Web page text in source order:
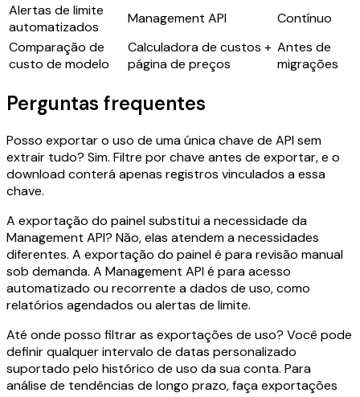
Alertas de limite
automatizados
Management API
Contínuo
Comparação de
custo de modelo
Calculadora de custos +
página de preços
Antes de
migrações
Perguntas frequentes
Posso exportar o uso de uma única chave de API sem
extrair tudo? Sim. Filtre por chave antes de exportar, e o
download conterá apenas registros vinculados a essa
chave.
A exportação do painel substitui a necessidade da
Management API? Não, elas atendem a necessidades
diferentes. A exportação do painel é para revisão manual
sob demanda. A Management API é para acesso
automatizado ou recorrente a dados de uso, como
relatórios agendados ou alertas de limite.
Até onde posso filtrar as exportações de uso? Você pode
definir qualquer intervalo de datas personalizado
suportado pelo histórico de uso da sua conta. Para
análise de tendências de longo prazo, faça exportações